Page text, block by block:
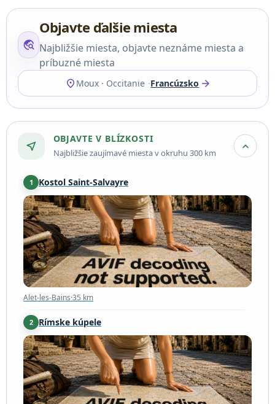
travel_explore
Objavte ďalšie miesta
Najbližšie miesta, objavte neznáme miesta a
príbuzné miesta
location_on Moux · Occitanie Francúzsko arrow_forward
near_me
OBJAVTE V BLÍZKOSTI
Najbližšie zaujímavé miesta v okruhu 300 km expand_more
1 Kostol Saint-Salvayre
Alet-les-Bains·35 km
Alet-les-Bains·35 km
2 Rímske kúpele
Rennes-les-Bains·39 km